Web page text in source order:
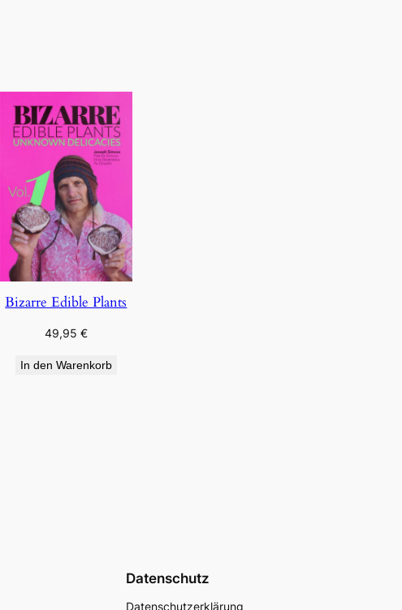
Bizarre Edible Plants
49,95 €
In den Warenkorb
Datenschutz
Datenschutzerklärung